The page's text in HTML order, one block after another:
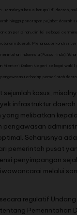
Maraknya kasus korupsi di daerah,
hingga penetapan pejabat daerah
dan perizinan, dinilai sebagai
otonomi daerah. Menanggapi kondisi
Indonesia (Puspolrindo),
Menteri Dalam Negeri sebagai wakil
terhadap pemerintah
sejumlah kasus,
infrastruktur
yang melibatkan
pengawasan
Seharusnya
pemerintah pusat
penyimpangan
melalui
regulatif
Pemerintahan